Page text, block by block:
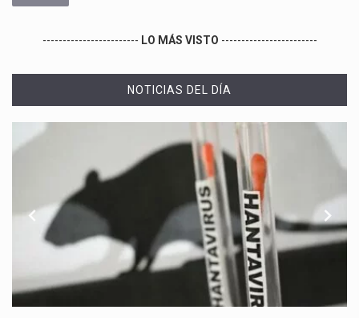
------------------------ LO MÁS VISTO ------------------------
NOTICIAS DEL DÍA